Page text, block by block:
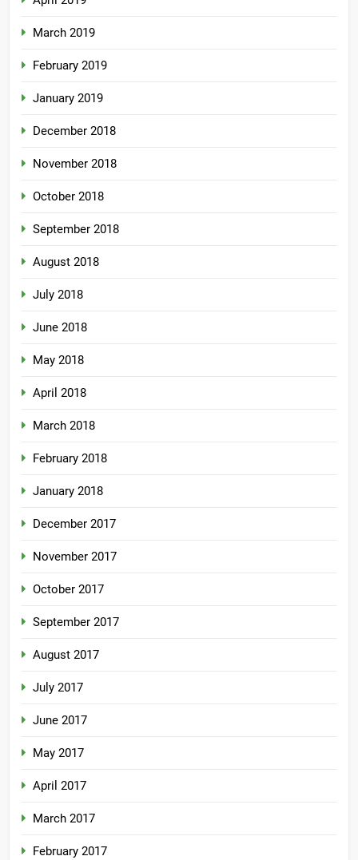
March 2019
February 2019
January 2019
December 2018
November 2018
October 2018
September 2018
August 2018
July 2018
June 2018
May 2018
April 2018
March 2018
February 2018
January 2018
December 2017
November 2017
October 2017
September 2017
August 2017
July 2017
June 2017
May 2017
April 2017
March 2017
February 2017